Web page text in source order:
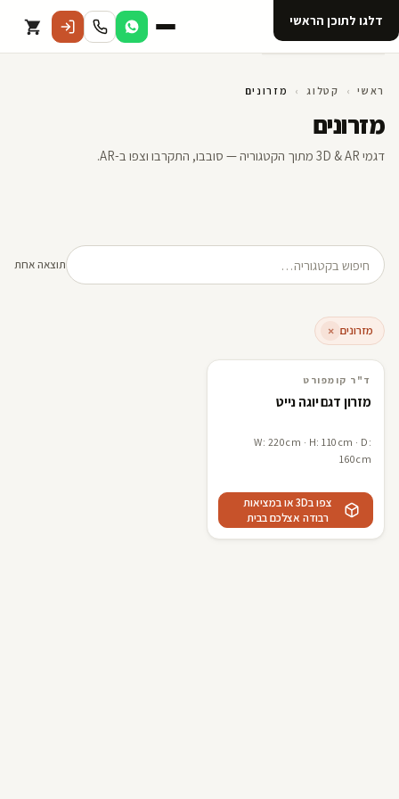
דלגו לתוכן הראשי
קטלוג
אודות 123D
ראשי › קטלוג › מזרונים
מזרונים
דגמי 3D & AR מתוך הקטגוריה — סובבו, התקרבו וצפו ב-AR.
חיפוש מוצרים תוצאה אחת
מזרונים ×
3D · AR
ד"ר קומפורט
ד"ר קומפורט
מזרון דגם יוגה נייט
W: 220cm · H: 110cm · D:
160cm
צפו ב3D או במציאות
רבודה אצלכם בבית